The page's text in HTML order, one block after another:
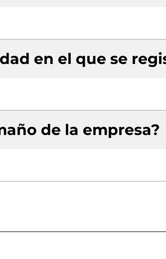
en el que se
de la empresa?